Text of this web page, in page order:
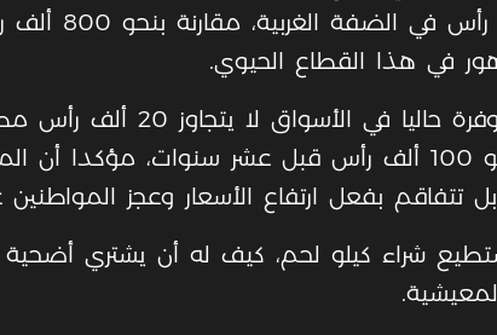
ما بين 150 ألفا و200 ألف رأس في الضفة
في هذا القطاع الحيوي.
وبيّن أن عدد الأضاحي المتوفرة حاليا في الأسواق لا
لشروط الأضحية، مقارنة بنحو 100 ألف رأس قبل عشر سنوات، مؤكدا
بفعل ارتفاع الأسعار وعجز المواطنين
شراء كيلو لحم، كيف له أن يشتري أضحية
.